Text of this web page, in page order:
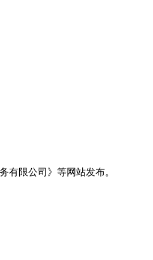
有限公司》等网站发布。